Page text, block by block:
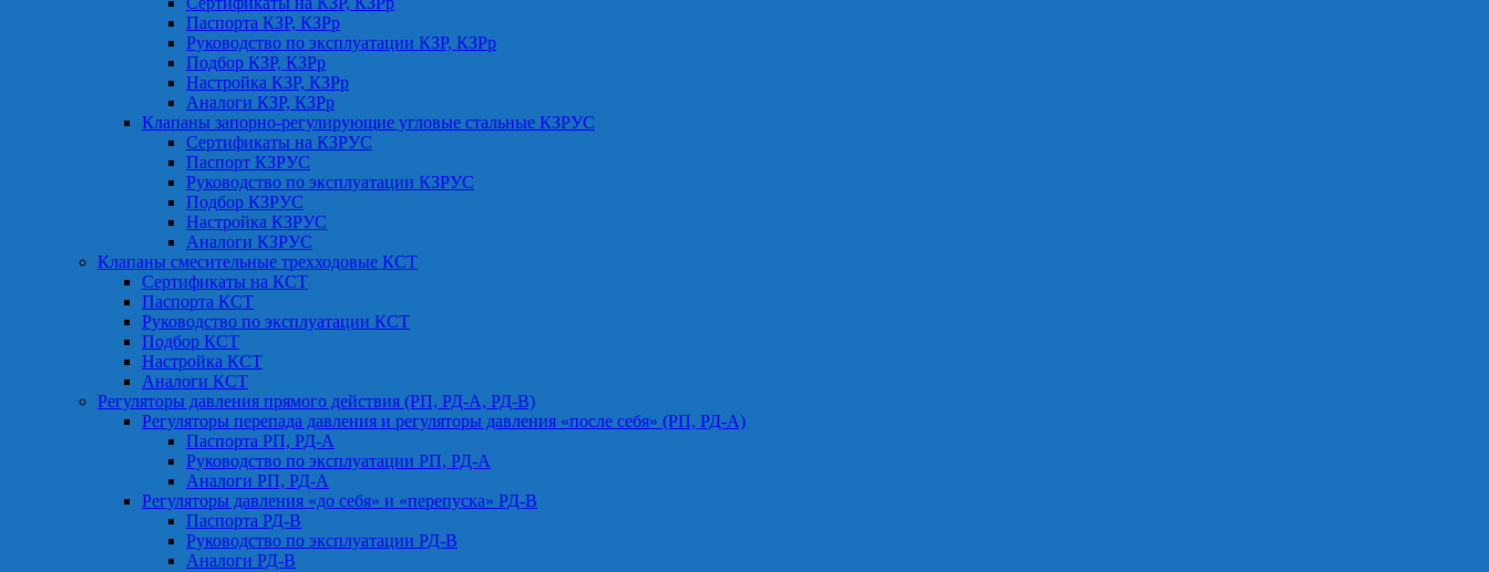
Паспорта КЗР, КЗРр
Руководство по эксплуатации КЗР, КЗРр
Подбор КЗР, КЗРр
Настройка КЗР, КЗРр
Аналоги КЗР, КЗРр
Клапаны запорно-регулирующие угловые стальные КЗРУС
Сертификаты на КЗРУС
Паспорт КЗРУС
Руководство по эксплуатации КЗРУС
Подбор КЗРУС
Настройка КЗРУС
Аналоги КЗРУС
Клапаны смесительные трехходовые КСТ
Сертификаты на КСТ
Паспорта КСТ
Руководство по эксплуатации КСТ
Подбор КСТ
Настройка КСТ
Аналоги КСТ
Регуляторы давления прямого действия (РП, РД-А, РД-В)
Регуляторы перепада давления и регуляторы давления «после себя» (РП, РД-А)
Паспорта РП, РД-А
Руководство по эксплуатации РП, РД-А
Аналоги РП, РД-А
Регуляторы давления «до себя» и «перепуска» РД-В
Паспорта РД-В
Руководство по эксплуатации РД-В
Аналоги РД-В